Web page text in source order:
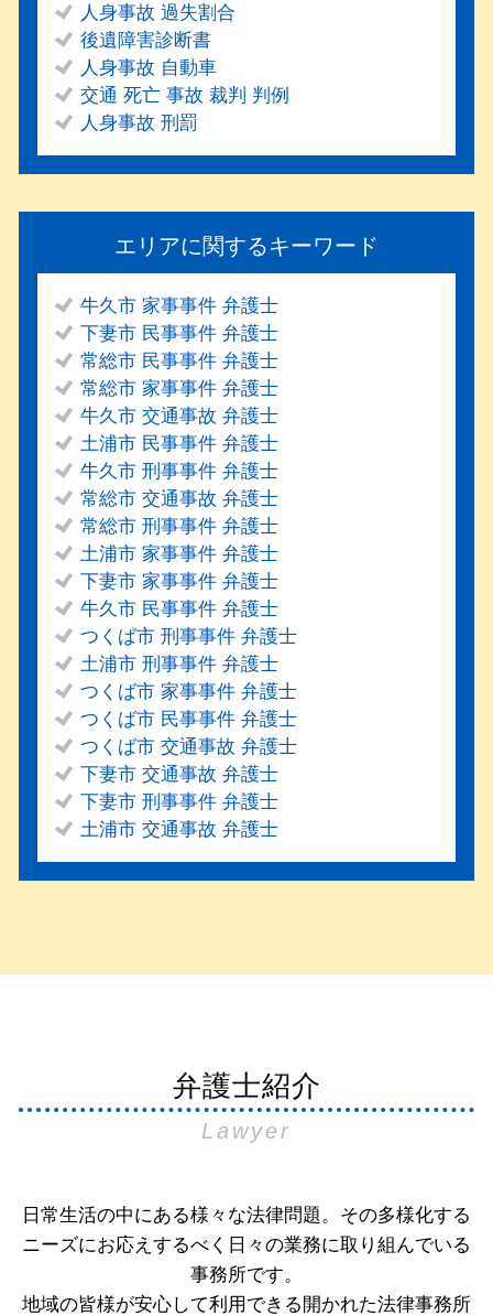
人身事故 過失割合
後遺障害診断書
人身事故 自動車
交通 死亡 事故 裁判 判例
人身事故 刑罰
エリアに関するキーワード
牛久市 家事事件 弁護士
下妻市 民事事件 弁護士
常総市 民事事件 弁護士
常総市 家事事件 弁護士
牛久市 交通事故 弁護士
土浦市 民事事件 弁護士
牛久市 刑事事件 弁護士
常総市 交通事故 弁護士
常総市 刑事事件 弁護士
土浦市 家事事件 弁護士
下妻市 家事事件 弁護士
牛久市 民事事件 弁護士
つくば市 刑事事件 弁護士
土浦市 刑事事件 弁護士
つくば市 家事事件 弁護士
つくば市 民事事件 弁護士
つくば市 交通事故 弁護士
下妻市 交通事故 弁護士
下妻市 刑事事件 弁護士
土浦市 交通事故 弁護士
弁護士紹介
Lawyer
日常生活の中にある様々な法律問題。その多様化する
ニーズにお応えするべく日々の業務に取り組んでいる
事務所です。
地域の皆様が安心して利用できる開かれた法律事務所